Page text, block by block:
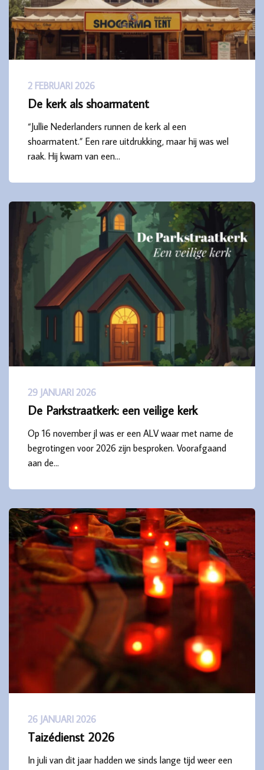
2 FEBRUARI 2026
De kerk als shoarmatent
“Jullie Nederlanders runnen de kerk al een
shoarmatent.” Een rare uitdrukking, maar hij was wel
raak. Hij kwam van een…
29 JANUARI 2026
De Parkstraatkerk: een veilige kerk
Op 16 november jl was er een ALV waar met name de
begrotingen voor 2026 zijn besproken. Voorafgaand
aan de…
26 JANUARI 2026
Taizédienst 2026
In juli van dit jaar hadden we sinds lange tijd weer een